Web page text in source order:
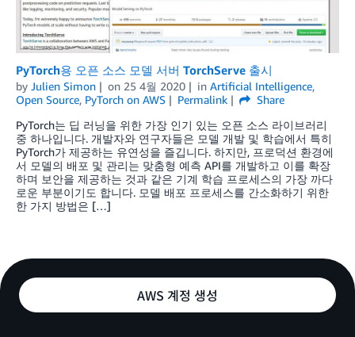
PyTorch용 오픈 소스 모델 서버 TorchServe 출시
by Julien Simon on 25 4월 2020 in Artificial Intelligence,
Open Source, PyTorch on AWS Permalink
Share
PyTorch는 딥 러닝을 위한 가장 인기 있는 오픈 소스 라이브러리
중 하나입니다. 개발자와 연구자들은 모델 개발 및 학습에서 특히
PyTorch가 제공하는 유연성을 즐깁니다. 하지만, 프로덕션 환경에
서 모델의 배포 및 관리는 맞춤형 예측 API를 개발하고 이를 확장
하며 보안을 제공하는 것과 같은 기계 학습 프로세스의 가장 까다
로운 부분이기도 합니다. 모델 배포 프로세스를 간소화하기 위한
한 가지 방법은 […]
AWS 계정 생성